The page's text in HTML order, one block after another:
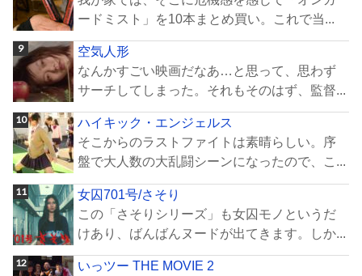
ードミスト」を10本まとめ買い。これで当...
空気人形
なんかすごい映画だなあ…と思って、思わず
サーチしてしまった。それもそのはず、監督...
ハイキック・エンジェルス
そこからのラストファイトは素晴らしい。序
盤で大人数の大乱闘シーンになったので、こ...
女囚701号/さそり
この「さそりシリーズ」も女囚モノというだ
けあり、ばんばんヌードが出てきます。しか...
いっツー THE MOVIE 2